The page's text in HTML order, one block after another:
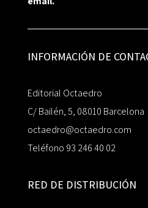
INFORMACIÓN DE
Editorial Octaedro
C/ Bailén, 5, 08010 Barcelona
octaedro@octaedro.com
Teléfono 93 246 40 02
RED DE DISTRIBUCIÓN